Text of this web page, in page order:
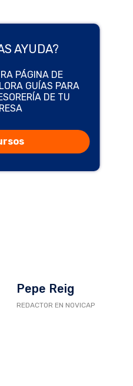
AYUDA?
PÁGINA DE
GUÍAS PARA
DE TU
Pepe Reig
REDACTOR EN NOVICAP